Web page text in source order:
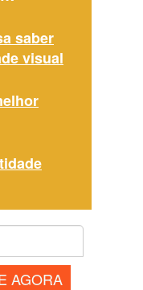
saber
visual
AGORA